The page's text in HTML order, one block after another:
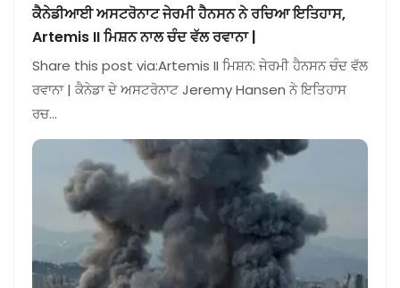
ਕੈਨੇਡੀਆਈ ਅਸਟਰੋਨਾਟ ਜੇਰਮੀ ਹੈਨਸਨ ਨੇ ਰਚਿਆ ਇਤਿਹਾਸ,
Artemis II ਮਿਸ਼ਨ ਨਾਲ ਚੰਦ ਵੱਲ ਰਵਾਨਾ |
Share this post via:Artemis II ਮਿਸ਼ਨ: ਜੇਰਮੀ ਹੈਨਸਨ ਚੰਦ ਵੱਲ
ਰਵਾਨਾ | ਕੈਨੇਡਾ ਦੇ ਅਸਟਰੋਨਾਟ Jeremy Hansen ਨੇ ਇਤਿਹਾਸ
ਰਚ…